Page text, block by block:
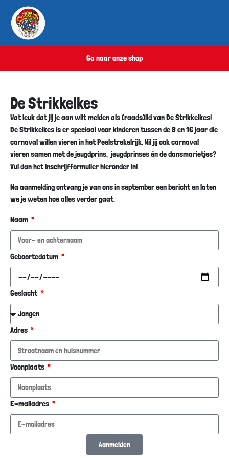
Ga naar onze shop
De Strikkelkes
Wat leuk dat jij je aan wilt melden als (raads)lid van De Strikkelkes!
De Strikkelkes is er speciaal voor kinderen tussen de 8 en 16 jaar die
carnaval willen vieren in het Peelstrekelrijk. Wil jij ook carnaval
vieren samen met de jeugdprins, jeugdprinses én de dansmarietjes?
Vul dan het inschrijfformulier hieronder in!
Na aanmelding ontvang je van ons in september een bericht en laten
we je weten hoe alles verder gaat.
Naam
Geboortedatum
Geslacht
Adres
Woonplaats
E-mailadres
Aanmelden